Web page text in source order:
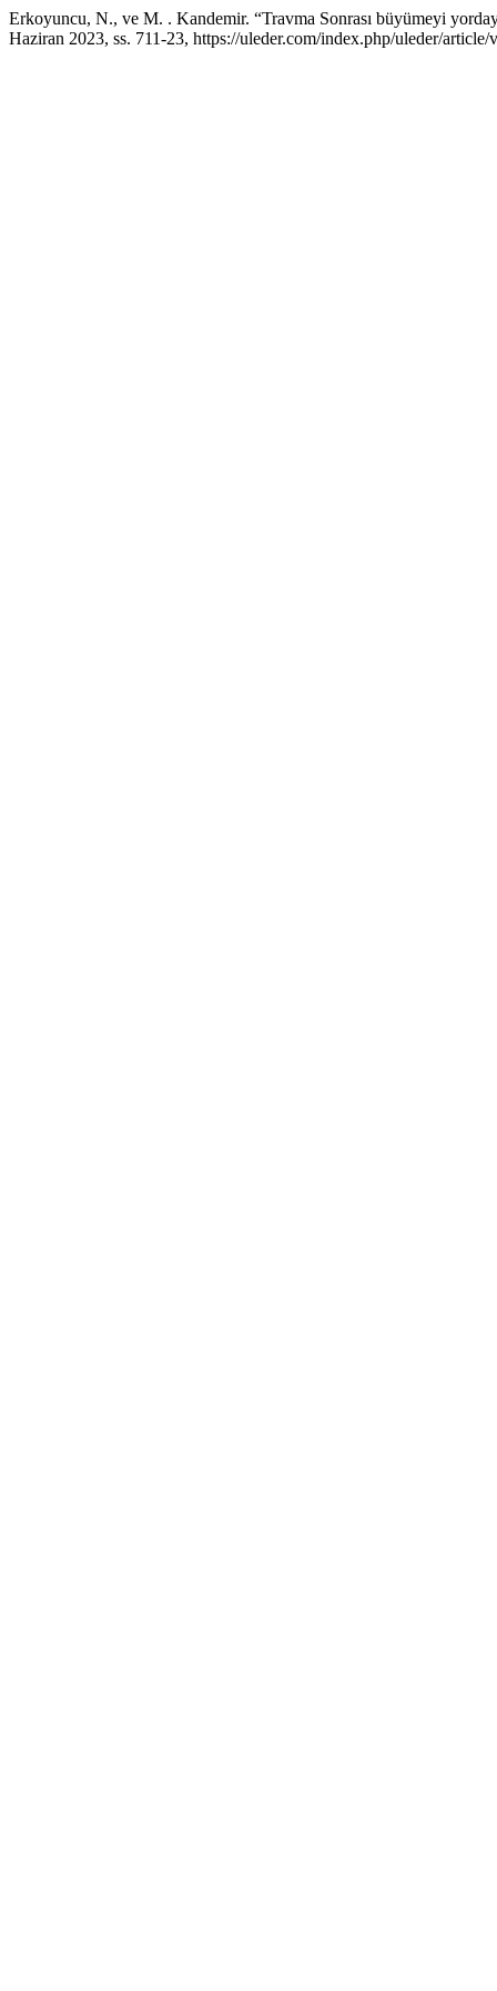
Erkoyuncu, N., ve M. . Kandemir. “Travma Sonrası büyümeyi
Haziran 2023, ss. 711-23, https://uleder.com/index.php/uleder/article/